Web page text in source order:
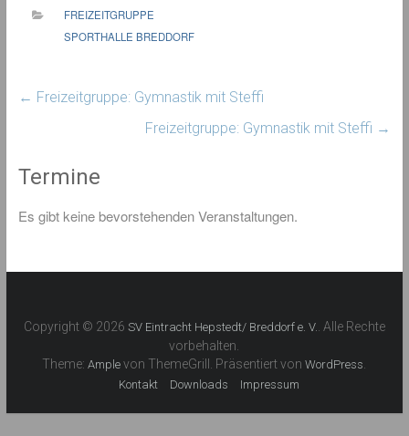
FREIZEITGRUPPE
SPORTHALLE BREDDORF
← Freizeitgruppe: Gymnastik mit Steffi
Freizeitgruppe: Gymnastik mit Steffi →
Termine
Es gibt keine bevorstehenden Veranstaltungen.
Copyright © 2026 SV Eintracht Hepstedt/ Breddorf e. V. . Alle Rechte
vorbehalten.
Theme:Ample von ThemeGrill. Präsentiert vonWordPress
Kontakt Downloads Impressum